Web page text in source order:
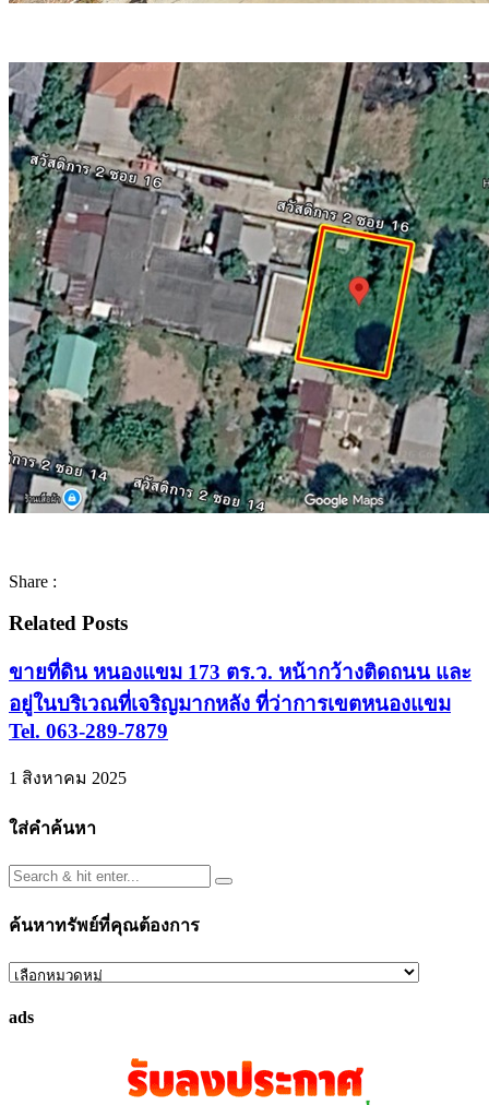
Share :
Related Posts
ขายที่ดิน หนองแขม 173 ตร.ว. หน้ากว้างติดถนน และ
อยู่ในบริเวณที่เจริญมากหลัง ที่ว่าการเขตหนองแขม
Tel. 063-289-7879
1 สิงหาคม 2025
ใส่คำค้นหา
ค้นหาทรัพย์ที่คุณต้องการ
ค้นหา
ที่
ads